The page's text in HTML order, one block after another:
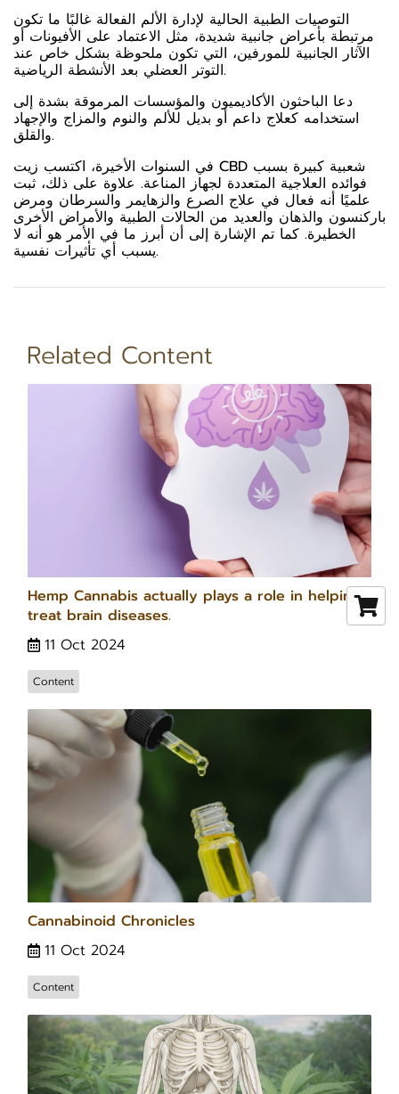
التوصيات الطبية الحالية لإدارة الألم الفعالة غالبًا ما تكون
مرتبطة بأعراض جانبية شديدة، مثل الاعتماد على الأفيونات أو
الآثار الجانبية للمورفين، التي تكون ملحوظة بشكل خاص عند
التوتر العضلي بعد الأنشطة الرياضية.
دعا الباحثون الأكاديميون والمؤسسات المرموقة بشدة إلى
استخدامه كعلاج داعم أو بديل للألم والنوم والمزاج والإجهاد
والقلق.
في السنوات الأخيرة، اكتسب زيت CBD شعبية كبيرة بسبب
فوائده العلاجية المتعددة لجهاز المناعة. علاوة على ذلك، ثبت
علميًا أنه فعال في علاج الصرع والزهايمر والسرطان ومرض
باركنسون والذهان والعديد من الحالات الطبية والأمراض الأخرى
الخطيرة. كما تم الإشارة إلى أن أبرز ما في الأمر هو أنه لا
يسبب أي تأثيرات نفسية.
Related Content
Hemp Cannabis actually plays a role in helping
treat brain diseases.
11 Oct 2024
Content
Cannabinoid Chronicles
11 Oct 2024
Content